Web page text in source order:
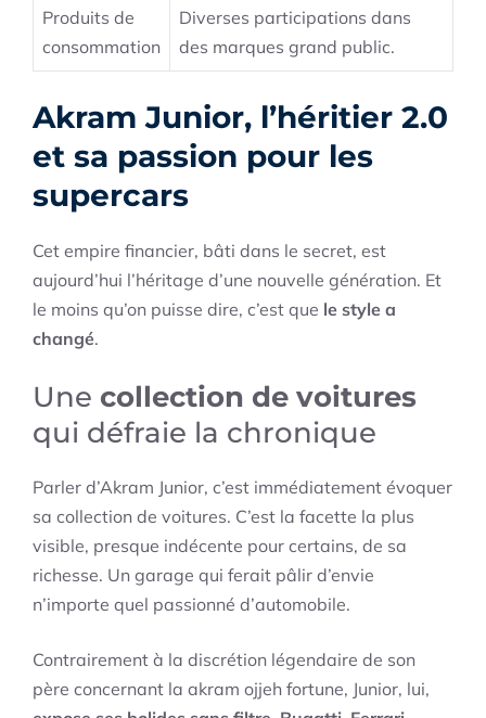
Produits de
consommation
Diverses participations dans
des marques grand public.
Akram Junior, l’héritier 2.0
et sa passion pour les
supercars
Cet empire financier, bâti dans le secret, est
aujourd’hui l’héritage d’une nouvelle génération. Et
le moins qu’on puisse dire, c’est que le style a
changé.
Une collection de voitures
qui défraie la chronique
Parler d’Akram Junior, c’est immédiatement évoquer
sa collection de voitures. C’est la facette la plus
visible, presque indécente pour certains, de sa
richesse. Un garage qui ferait pâlir d’envie
n’importe quel passionné d’automobile.
Contrairement à la discrétion légendaire de son
père concernant la akram ojjeh fortune, Junior, lui,